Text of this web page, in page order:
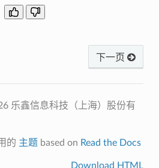
下一页
乐鑫信息科技（上海）股份有
的 主题 based on Read the Docs
Download HTML